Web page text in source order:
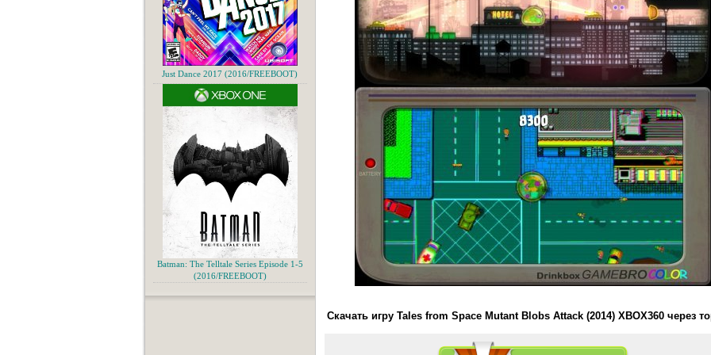
Скачать игру Tales from Space Mutant Blobs Attack (2014) XBOX360 через
Just Dance 2017 (2016/FREEBOOT)
Batman: The Telltale Series Episode 1-5
(2016/FREEBOOT)